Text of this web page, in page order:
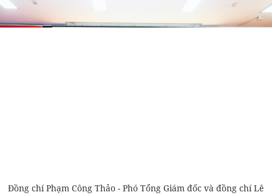
Đồng chí Phạm Công Thảo - Phó Tổng Giám đốc và đồng chí Lê